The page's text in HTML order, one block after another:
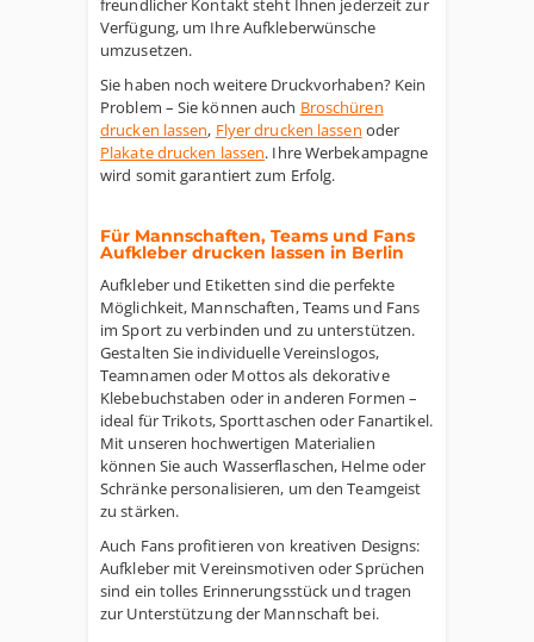
freundlicher Kontakt steht Ihnen jederzeit zur
Verfügung, um Ihre Aufkleberwünsche
umzusetzen.
Sie haben noch weitere Druckvorhaben? Kein
Problem – Sie können auch Broschüren
drucken lassen, Flyer drucken lassen oder
Plakate drucken lassen. Ihre Werbekampagne
wird somit garantiert zum Erfolg.
Für Mannschaften, Teams und Fans
Aufkleber drucken lassen in Berlin
Aufkleber und Etiketten sind die perfekte
Möglichkeit, Mannschaften, Teams und Fans
im Sport zu verbinden und zu unterstützen.
Gestalten Sie individuelle Vereinslogos,
Teamnamen oder Mottos als dekorative
Klebebuchstaben oder in anderen Formen –
ideal für Trikots, Sporttaschen oder Fanartikel.
Mit unseren hochwertigen Materialien
können Sie auch Wasserflaschen, Helme oder
Schränke personalisieren, um den Teamgeist
zu stärken.
Auch Fans profitieren von kreativen Designs:
Aufkleber mit Vereinsmotiven oder Sprüchen
sind ein tolles Erinnerungsstück und tragen
zur Unterstützung der Mannschaft bei.